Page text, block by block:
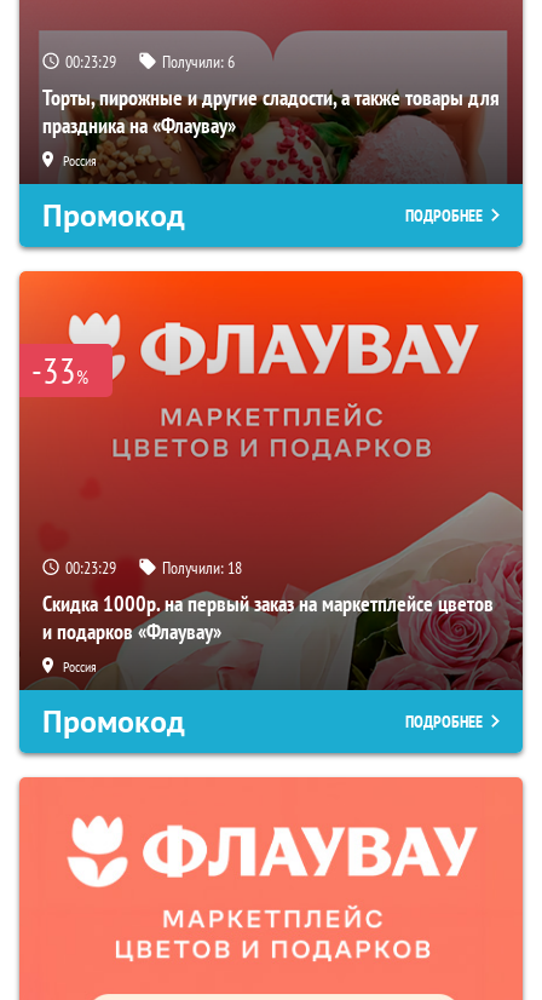
00:23:28 Получили:6
Торты, пирожные и другие сладости, а также товары для
праздника на «Флаувау»
Россия
Промокод ПОДРОБНЕЕ
-33%
00:23:28 Получили: 18
Скидка 1000р. на первый заказ на маркетплейсе цветов
и подарков «Флаувау»
Россия
Промокод ПОДРОБНЕЕ